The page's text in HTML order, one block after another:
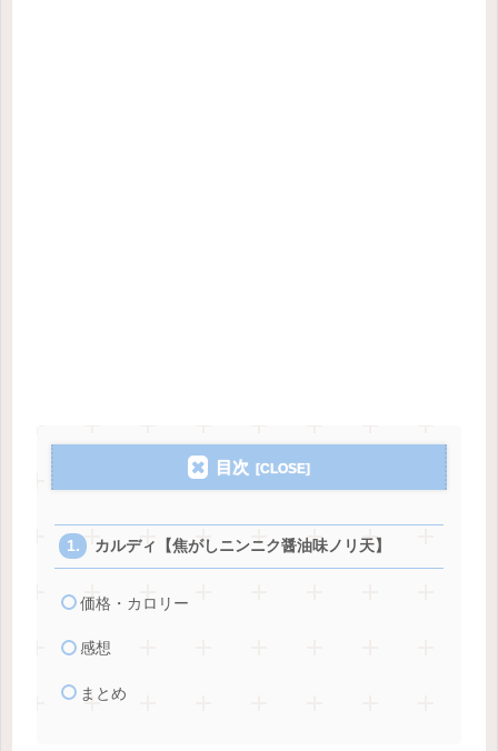
目次
カルディ【焦がしニンニク醤油味ノリ天】
価格・カロリー
感想
まとめ